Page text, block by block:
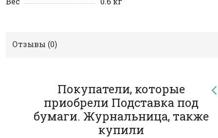
Отзывы (0)
Покупатели, которые
приобрели Подставка под
бумаги. Журнальница, также
купили